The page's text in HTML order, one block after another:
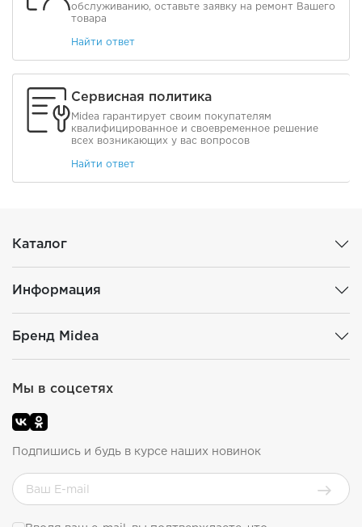
обслуживанию, оставьте заявку на ремонт Вашего
товара
Найти ответ
Сервисная политика
Midea гарантирует своим покупателям
квалифицированное и своевременное решение
всех возникающих у вас вопросов
Найти ответ
Каталог
Информация
Бренд Midea
Мы в соцсетях
Подпишись и будь в курсе наших новинок